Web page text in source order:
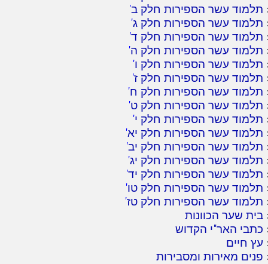
תלמוד עשר הספירות חלק ב'
תלמוד עשר הספירות חלק ג'
תלמוד עשר הספירות חלק ד'
תלמוד עשר הספירות חלק ה'
תלמוד עשר הספירות חלק ו'
תלמוד עשר הספירות חלק ז'
תלמוד עשר הספירות חלק ח'
תלמוד עשר הספירות חלק ט'
תלמוד עשר הספירות חלק י'
תלמוד עשר הספירות חלק יא'
תלמוד עשר הספירות חלק יב'
תלמוד עשר הספירות חלק יג'
תלמוד עשר הספירות חלק יד'
תלמוד עשר הספירות חלק טו'
תלמוד עשר הספירות חלק טז'
בית שער הכוונות
כתבי האר"י הקדוש
עץ חיים
פנים מאירות ומסבירות